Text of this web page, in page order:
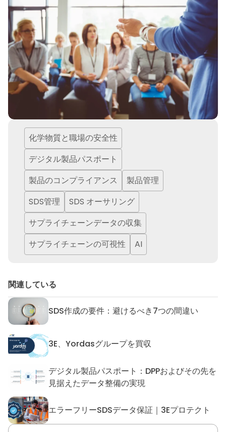
化学物質と職場の安全性
デジタル製品パスポート
製品のコンプライアンス
製品管理
SDS管理
SDS オーサリング
サプライチェーンデータの収集
サプライチェーンの可視性
AI
関連している
SDS作成の要件：避けるべき7つの間違い
SDS作成の要件：避けるべき7
3E、Yordasグループを買収3E、Yordasグループを買収
デジタル製品パスポート：DPPおよびその先を
見据えたデータ整備の実現デジタル製品パスポート：
エラーフリーSDSデータ保証｜3Eプロテクト
エラーフリーSDSデータ保証